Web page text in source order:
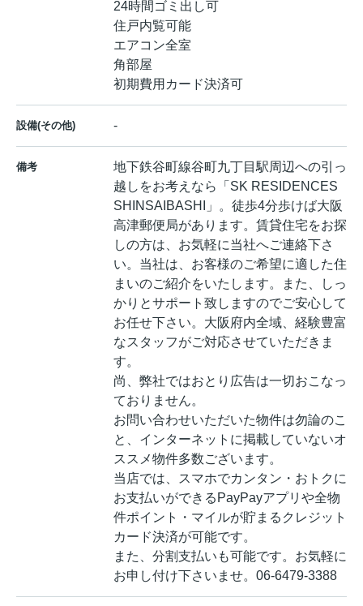
24時間ゴミ出し可
住戸内覧可能
エアコン全室
角部屋
初期費用カード決済可
設備(その他) -
備考
地下鉄谷町線谷町九丁目駅周辺への引っ
越しをお考えなら「SK RESIDENCES
SHINSAIBASHI」。徒歩4分歩けば大阪
高津郵便局があります。賃貸住宅をお探
しの方は、お気軽に当社へご連絡下さ
い。当社は、お客様のご希望に適した住
まいのご紹介をいたします。また、しっ
かりとサポート致しますのでご安心して
お任せ下さい。大阪府内全域、経験豊富
なスタッフがご対応させていただきま
す。
尚、弊社ではおとり広告は一切おこなっ
ておりません。
お問い合わせいただいた物件は勿論のこ
と、インターネットに掲載していないオ
ススメ物件多数ございます。
当店では、スマホでカンタン・おトクに
お支払いができるPayPayアプリや全物
件ポイント・マイルが貯まるクレジット
カード決済が可能です。
また、分割支払いも可能です。お気軽に
お申し付け下さいませ。06-6479-3388